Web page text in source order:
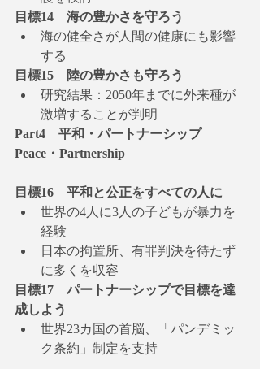
目標14　海の豊かさを守ろう
海の健全さが人間の健康にも影響
する
目標15　陸の豊かさも守ろう
研究結果：2050年までに外来種が
激増することが判明
Part4　平和・パートナーシップ
Peace・Partnership
目標16　平和と公正をすべての人に
世界の4人に3人の子どもが暴力を
経験
日本の拘置所、有罪判決を待たず
に多くを収容
目標17　パートナーシップで目標を達
成しよう
世界23カ国の首脳、「パンデミッ
ク条約」制定を支持